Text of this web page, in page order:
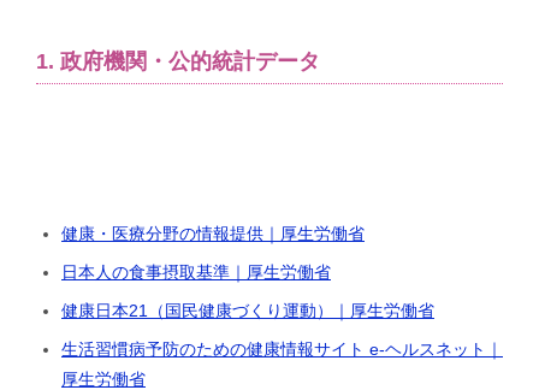
1. 政府機関・公的統計データ
健康・医療分野の情報提供｜厚生労働省
日本人の食事摂取基準｜厚生労働省
健康日本21（国民健康づくり運動）｜厚生労働省
生活習慣病予防のための健康情報サイト e-ヘルスネット｜
厚生労働省